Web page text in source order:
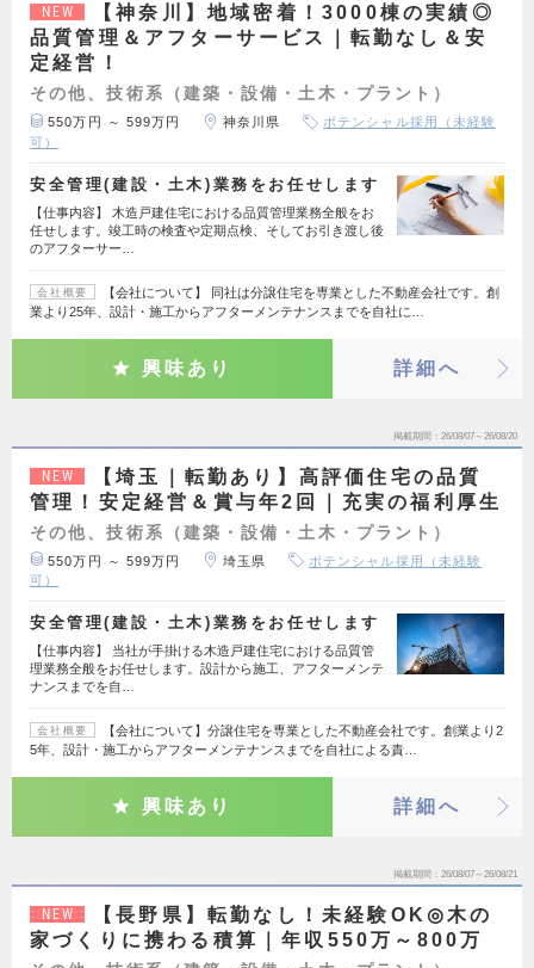
NEW
【神奈川】地域密着！3000棟の実績◎
品質管理＆アフターサービス｜転勤なし＆安
定経営！
その他、技術系（建築・設備・土木・プラント）
550万円 ～ 599万円 神奈川県
ポテンシャル採用（未経験
可）
安全管理(建設・土木)業務をお任せします
【仕事内容】 木造戸建住宅における品質管理業務全般をお
任せします。竣工時の検査や定期点検、そしてお引き渡し後
のアフターサー…
会社概要
【会社について】 同社は分譲住宅を専業とした不動産会社です。創
業より25年、設計・施工からアフターメンテナンスまでを自社に…
興味あり 詳細へ
掲載期間 26/08/07～26/08/20
NEW
【埼玉｜転勤あり】高評価住宅の品質
管理！安定経営＆賞与年2回｜充実の福利厚生
その他、技術系（建築・設備・土木・プラント）
550万円 ～ 599万円 埼玉県
ポテンシャル採用（未経験
可）
安全管理(建設・土木)業務をお任せします
【仕事内容】 当社が手掛ける木造戸建住宅における品質管
理業務全般をお任せします。設計から施工、アフターメンテ
ナンスまでを自…
会社概要
【会社について】分譲住宅を専業とした不動産会社です。創業より2
5年、設計・施工からアフターメンテナンスまでを自社による責…
興味あり 詳細へ
掲載期間 26/08/07～26/08/21
NEW
【長野県】転勤なし！未経験OK◎木の
家づくりに携わる積算｜年収550万～800万